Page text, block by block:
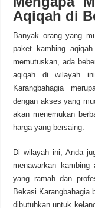
Aqiqah di
Banyak orang yang
paket kambing
memutuskan, ada
aqiqah di wilayah
Karangbahagia
dengan akses yang
akan menemukan
harga yang bersaing.
Di wilayah ini, Anda
menawarkan kambing
yang ramah dan
Bekasi Karangbahagia
dibutuhkan untuk